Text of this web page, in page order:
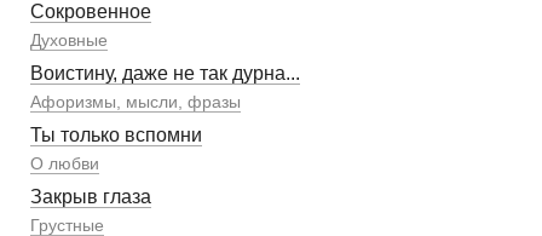
Сокровенное
Духовные
Воистину, даже не так дурна...
Афоризмы, мысли, фразы
Ты только вспомни
О любви
Закрыв глаза
Грустные